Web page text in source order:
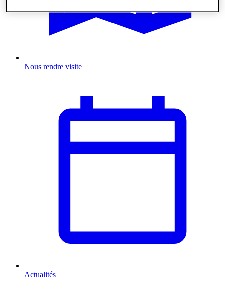
Nous rendre visite
Actualités